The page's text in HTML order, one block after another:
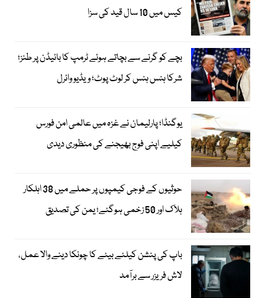
کیس میں 10 سال قید کی سزا
بچے کو گرنے سے بچاتے ہوئے ٹرمپ کا بائیڈن پر طنز؛
شرکا ہنس ہنس کر لوٹ پوٹ؛ ویڈیو وائرل
یوگنڈا؛ پارلیمان نے غزہ میں عالمی امن فورس
کیلیے اپنی فوج بھیجنے کی منظوری دیدی
حوثیوں کے فوجی کیمپوں پر حملے میں 38 اہلکار
ہلاک اور 50 زخمی ہوگئے؛ یمن کی تصدیق
باپ کی پنشن کیلئے بیٹے کا چونکا دینے والا عمل،
لاش فریزر سے برآمد